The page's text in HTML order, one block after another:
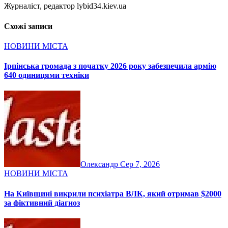
Журналіст, редактор lybid34.kiev.ua
Схожі записи
НОВИНИ МІСТА
Ірпінська громада з початку 2026 року забезпечила армію
640 одиницями техніки
Олександр Сер 7, 2026
НОВИНИ МІСТА
На Київщині викрили психіатра ВЛК, який отримав $2000
за фіктивний діагноз